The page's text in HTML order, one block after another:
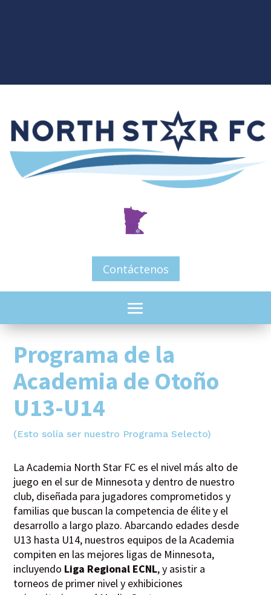
Contáctenos
Programa de la
Academia de Otoño
U13-U14
(Esto solía ser nuestro Programa Selecto)
La Academia North Star FC es el nivel más alto de
juego en el sur de Minnesota y dentro de nuestro
club, diseñada para jugadores comprometidos y
familias que buscan la competencia de élite y el
desarrollo a largo plazo. Abarcando edades desde
U13 hasta U14, nuestros equipos de la Academia
compiten en las mejores ligas de Minnesota,
incluyendo Liga Regional ECNL, y asistir a
torneos de primer nivel y exhibiciones